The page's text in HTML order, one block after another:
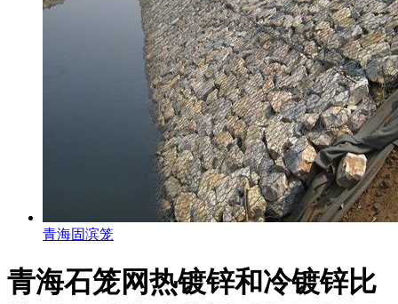
青海固滨笼
青海石笼网热镀锌和冷镀锌比